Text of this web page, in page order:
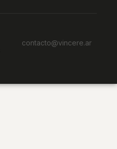
contacto@vincere.ar